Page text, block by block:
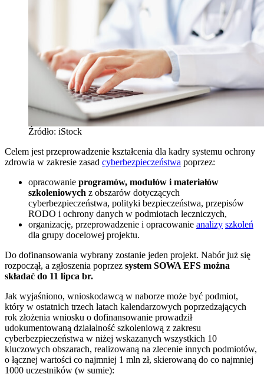
Źródło: iStock
Celem jest przeprowadzenie kształcenia dla kadry systemu ochrony
zdrowia w zakresie zasad cyberbezpieczeństwa poprzez:
opracowanie programów, modułów i materiałów
szkoleniowych z obszarów dotyczących
cyberbezpieczeństwa, polityki bezpieczeństwa, przepisów
RODO i ochrony danych w podmiotach leczniczych,
organizację, przeprowadzenie i opracowanie analizy szkoleń
dla grupy docelowej projektu.
Do dofinansowania wybrany zostanie jeden projekt. Nabór już się
rozpoczął, a zgłoszenia poprzez system SOWA EFS można
składać do 11 lipca br.
Jak wyjaśniono, wnioskodawcą w naborze może być podmiot,
który w ostatnich trzech latach kalendarzowych poprzedzających
rok złożenia wniosku o dofinansowanie prowadził
udokumentowaną działalność szkoleniową z zakresu
cyberbezpieczeństwa w niżej wskazanych wszystkich 10
kluczowych obszarach, realizowaną na zlecenie innych podmiotów,
o łącznej wartości co najmniej 1 mln zł, skierowaną do co najmniej
1000 uczestników (w sumie):